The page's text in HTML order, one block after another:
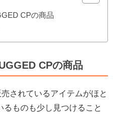
CPの商品
CPの商品
されているアイテムがほと
るものも少し見つけること